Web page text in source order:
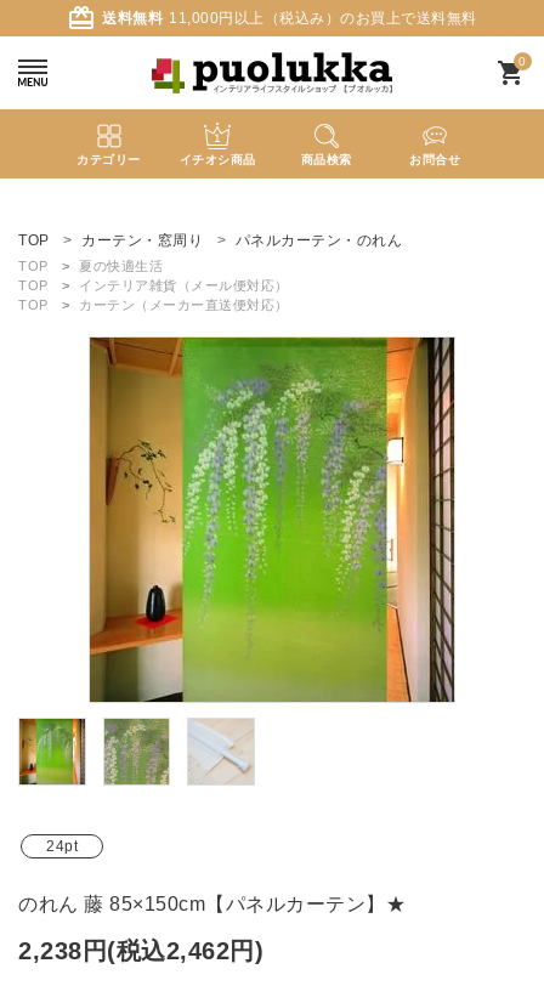
card_giftcard 送料無料 11,000円以上（税込み）のお買上で送料無料
0
shopping_cart
カテゴリー イチオシ商品 商品検索 お問合せ
ようこそ ゲスト 様
meeting_room ログイン person 新規会員登録
search
カテゴリーから探す
ガイドライン
TOP カーテン・窓周り パネルカーテン・のれん
TOP
夏の快適生活
TOP
インテリア雑貨（メール便対応）
TOP
カーテン（メーカー直送便対応）
24pt
のれん 藤 85×150cm【パネルカーテン】★
2,238円(税込2,462円)